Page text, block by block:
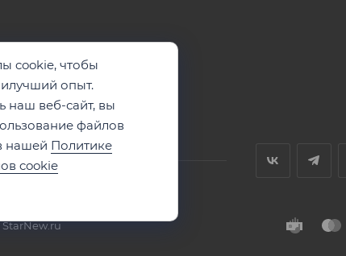
cookie, чтобы
опыт.
наш веб-сайт, вы
файлов
нашей Политике
cookie